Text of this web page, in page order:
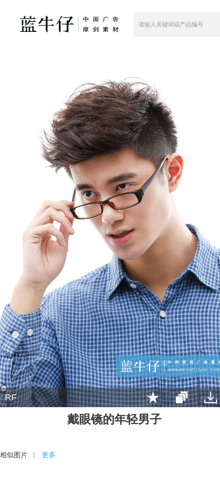
RF
戴眼镜的年轻男子
相似图片 》 更多